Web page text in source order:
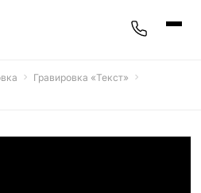
Гравировка «‎Текст»‎